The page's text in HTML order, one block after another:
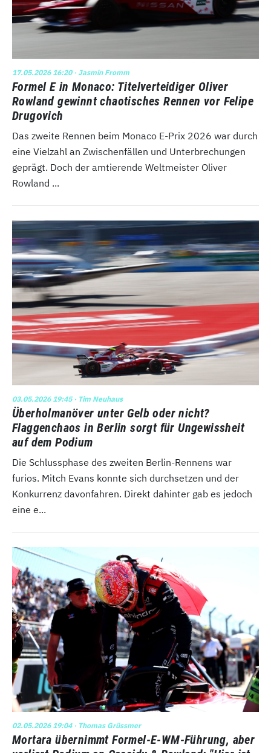
17.05.2026 16:20· Jasmin Fromm
Formel E in Monaco: Titelverteidiger Oliver
Rowland gewinnt chaotisches Rennen vor Felipe
Drugovich
Das zweite Rennen beim Monaco E-Prix 2026 war durch
eine Vielzahl an Zwischenfällen und Unterbrechungen
geprägt. Doch der amtierende Weltmeister Oliver
Rowland ...
03.05.2026 19:45· Tim Neuhaus
Überholmanöver unter Gelb oder nicht?
Flaggenchaos in Berlin sorgt für Ungewissheit
auf dem Podium
Die Schlussphase des zweiten Berlin-Rennens war
furios. Mitch Evans konnte sich durchsetzen und der
Konkurrenz davonfahren. Direkt dahinter gab es jedoch
eine e...
02.05.2026 19:04· Thomas Grüssmer
Mortara übernimmt Formel-E-WM-Führung, aber